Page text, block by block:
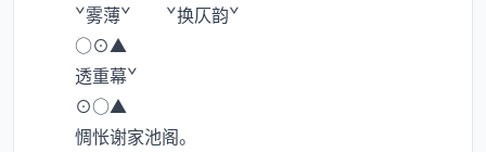
ˇ雾薄ˇ ˇ换仄韵ˇ
○⊙▲
透重幕ˇ
⊙○▲
惆怅谢家池阁。